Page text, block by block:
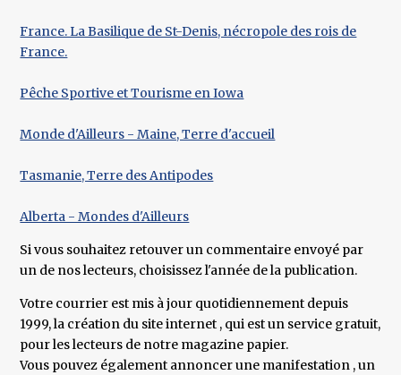
France. La Basilique de St-Denis, nécropole des rois de
France.
Pêche Sportive et Tourisme en Iowa
Monde d'Ailleurs - Maine, Terre d'accueil
Tasmanie, Terre des Antipodes
Alberta - Mondes d'Ailleurs
Si vous souhaitez retouver un commentaire envoyé par
un de nos lecteurs, choisissez l'année de la publication.
Votre courrier est mis à jour quotidiennement depuis
1999, la création du site internet , qui est un service gratuit,
pour les lecteurs de notre magazine papier.
Vous pouvez également annoncer une manifestation , un